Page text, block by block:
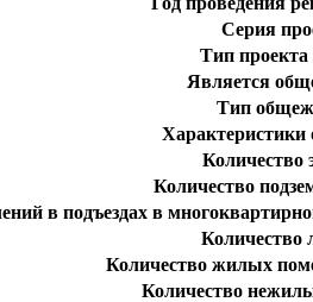
Серия
Тип проекта
Является
Тип
Количество
Количество
в подъездах в
Количество
Количество жилых
Количество